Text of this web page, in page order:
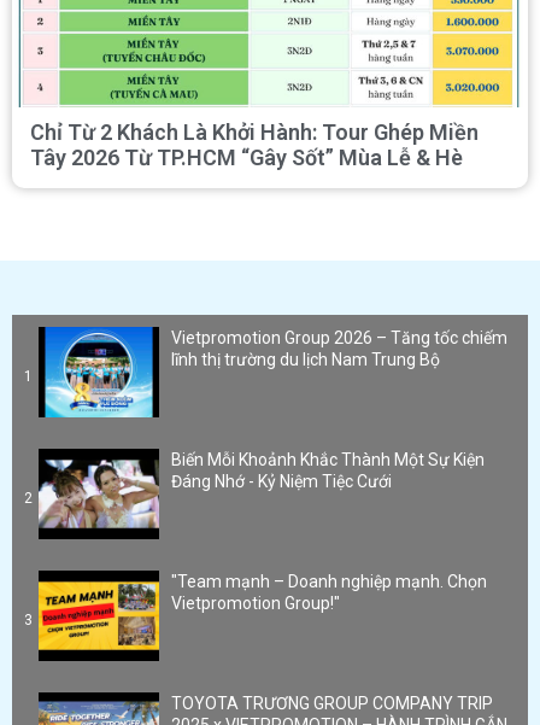
Chỉ Từ 2 Khách Là Khởi Hành: Tour Ghép Miền
Tây 2026 Từ TP.HCM “Gây Sốt” Mùa Lễ & Hè
1
Vietpromotion Group 2026 – Tăng tốc chiếm
lĩnh thị trường du lịch Nam Trung Bộ
2
Biến Mỗi Khoảnh Khắc Thành Một Sự Kiện
Đáng Nhớ - Kỷ Niệm Tiệc Cưới
3
"Team mạnh – Doanh nghiệp mạnh. Chọn
Vietpromotion Group!"
TOYOTA TRƯƠNG GROUP COMPANY TRIP